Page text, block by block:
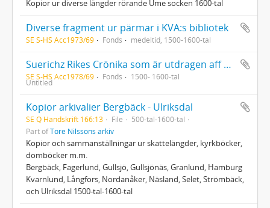
Kopior ur diverse längder rörande Ume socken 1600-tal
Diverse fragment ur pärmar i KVA:s bibliotek
SE S-HS Acc1973/69 Fonds medeltid, 1500-1600-tal
Suerichz Rikes Crönika som är utdragen aff gamble M. Oluff; En kort Crönika aff gamall heden hosz stelt på rim, wtdragen aff gamble Suerigis Crönika; Konung Göstaffz Crönika; Fem register över konungar med mera; Epitaphium regis Magni Ladelåås; Konung Christians dagtingan och stadsfästelsebrev; Kopia av brev från heliga Birgitta
SE S-HS Acc1978/69 Fonds 1500- 1600-tal
Untitled
Kopior arkivalier Bergbäck - Ulriksdal
SE Q Handskrift 166:13 File
500-tal-1600-tal
Part ofTore Nilssons arkiv
Kopior och sammanställningar ur skattelängder, kyrkböcker,
domböcker m.m.
Bergbäck, Fagerlund, Gullsjö, Gullsjönäs, Granlund, Hamburg
Kvarnlund, Långfors, Nordanåker, Näsland, Selet, Strömbäck,
och Ulriksdal 1500-tal-1600-tal